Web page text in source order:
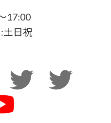
17:00
土日祝